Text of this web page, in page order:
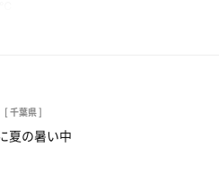
、
ました。
[ 千葉県 ]
夏の暑い中